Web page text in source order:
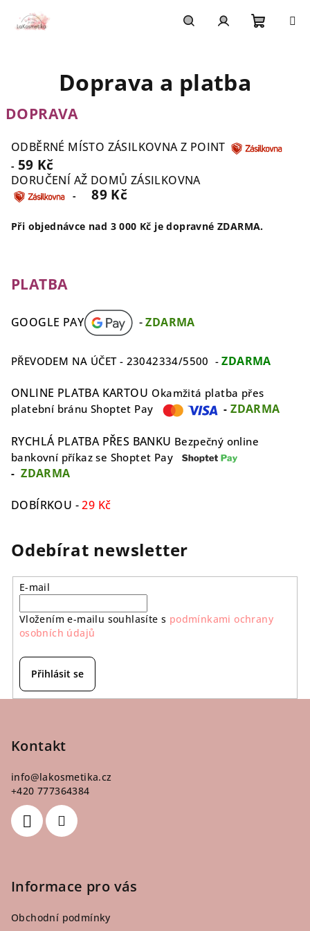
obsah
Doprava a platba
DOPRAVA
ODBĚRNÉ MÍSTO ZÁSILKOVNA Z POINT
- 59 Kč
DORUČENÍ AŽ DOMŮ ZÁSILKOVNA
-89 Kč
Při objednávce nad 3 000 Kč je dopravné ZDARMA.
PLATBA
GOOGLE PAY -ZDARMA
PŘEVODEM NA ÚČET - 23042334/5500 -ZDARMA
ONLINE PLATBA KARTOU Okamžitá platba přes
platební bránu Shoptet Pay
-ZDARMA
RYCHLÁ PLATBA PŘES BANKU Bezpečný online
bankovní příkaz se Shoptet Pay
- ZDARMA
DOBÍRKOU -29 Kč
Odebírat newsletter
E-mail
Vložením e-mailu souhlasíte s podmínkami ochrany
osobních údajů
Přihlásit se
Kontakt
info@lakosmetika.cz
+420 777364384
Informace pro vás
Obchodní podmínky